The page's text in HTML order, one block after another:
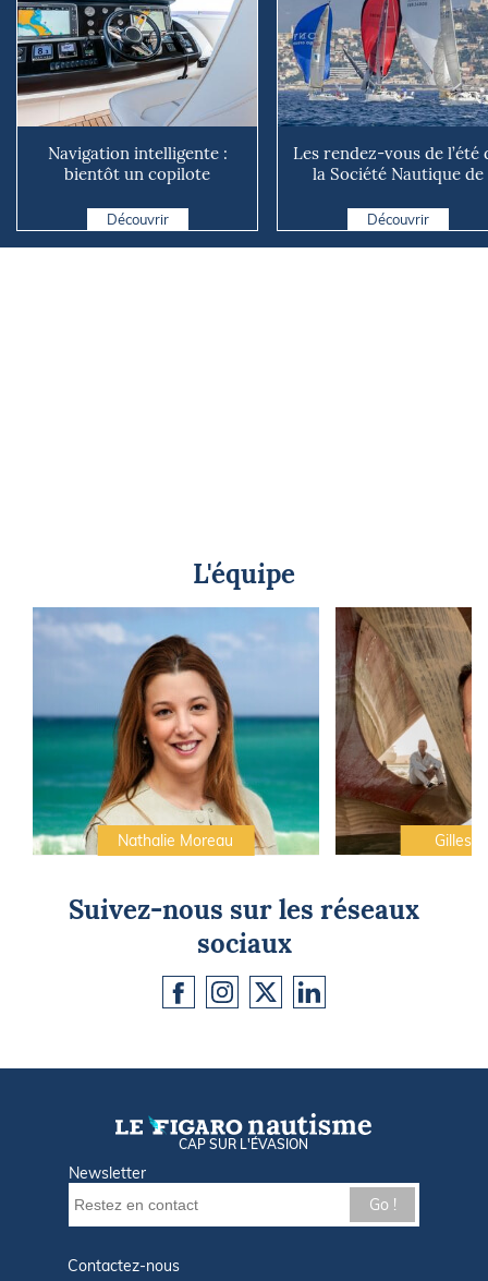
Navigation intelligente :
bientôt un copilote
Découvrir
Les rendez-vous de l’été
la Société Nautique de
Découvrir
L'équipe
Nathalie Moreau Gilles
Suivez-nous sur les réseaux
sociaux
CAP SUR L'ÉVASION
Newsletter
Go !
Contactez-nous